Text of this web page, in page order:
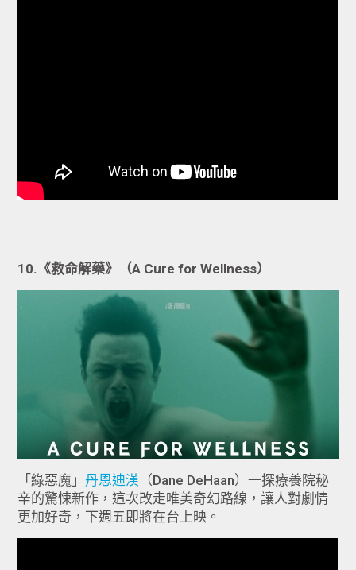
10.《救命解藥》（A Cure for Wellness）
「綠惡魔」丹恩迪漢 （Dane DeHaan）一探療養院秘
辛的驚悚新作，這次改走唯美奇幻路線，讓人對劇情
更加好奇，下週五即將在台上映。